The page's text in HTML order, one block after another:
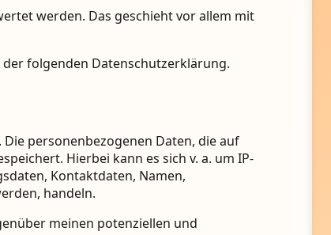
werden. Das geschieht vor allem mit
folgenden Datenschutzerklärung.
personenbezogenen Daten, die auf
Hierbei kann es sich v. a. um IP-
Kontaktdaten, Namen,
handeln.
meinen potenziellen und